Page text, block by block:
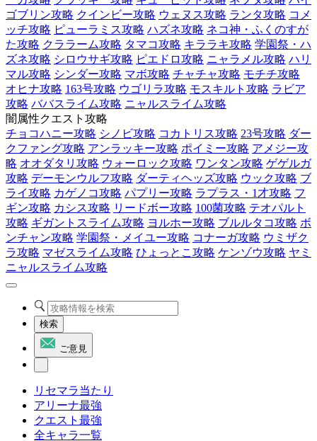
ゴブリン攻略 クインビー攻略 ウェヌス攻略 ランタ攻略 コメ
ッチ攻略 ピューラミス攻略 ハズネ攻略 ネコ神・ふくのすが
た攻略 クララーム攻略 タマコ攻略 キララキ攻略 学園祭・ハ
ズネ攻略 シロウサギ攻略 ピエドロ攻略 ニャラメル攻略 ハリ
マル攻略 シンダー攻略 マボ攻略 チャチャ攻略 モチチ攻略
オヒナ攻略 163号攻略 ウゴリラ攻略 モスキルト攻略 ラビア
攻略 ババスライム攻略 ニャルスライム攻略
闇属性クエスト攻略
チョコハニー攻略 シノビ攻略 コカトリス攻略 23号攻略 ダー
クファング攻略 アンラッキー攻略 ポイミー攻略 アメジー攻
略 オオダタリ攻略 ウォーロック攻略 ワンタン攻略 ゲゲルガ
攻略 デーモンウルフ攻略 ダーティヘッズ攻略 ウック攻略 ブ
ライ攻略 カゲノコ攻略 パプリー攻略 ラプラス・1才攻略 フ
ギン攻略 カシス攻略 リードボー攻略 100菌攻略 テオパルト
攻略 ギガントスライム攻略 ヨルホー攻略 ブルルタコ攻略 ボ
ンチャン攻略 学園祭・メイユー攻略 コナーガ攻略 ウミザク
ラ攻略 マゼスライム攻略 ひょっとこ攻略 ケンゾウ攻略 ヤミ
ニャルスライム攻略
検索
ご意見
リセマラ当たり
アリーナ最強
クエスト最強
全キャラ一覧